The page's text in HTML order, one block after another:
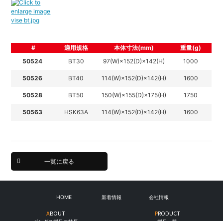
# 適用規格 本体寸法(mm)
重量(g)
50524
BT30 97(W)×152(D)×142(H) 1000
50526 BT40 114(W)×152(D)×142(H) 1600
50528 BT50 150(W)×155(D)×175(H) 1750
50563 HSK63A 114(W)×152(D)×142(H) 1600
一覧に戻る
HOME 新着情報 会社情報
ABOUT PRODUCT